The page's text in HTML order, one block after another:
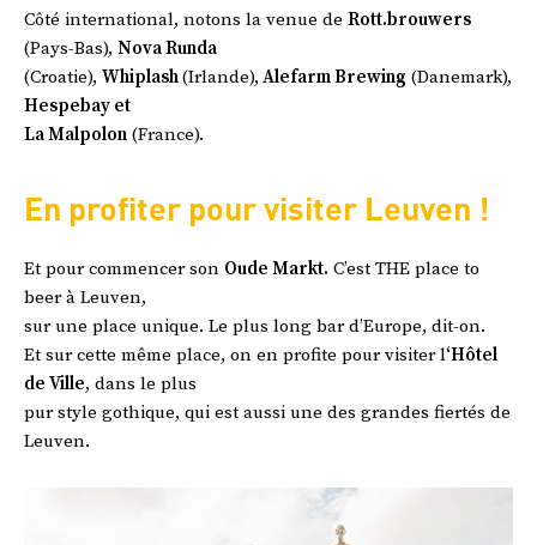
Côté international, notons la venue de Rott.brouwers
(Pays-Bas), Nova Runda
(Croatie), Whiplash(Irlande), Alefarm Brewing (Danemark),
Hespebay et
La Malpolon (France).
En profiter pour visiter Leuven !
Et pour commencer son Oude Markt. C’est THE place to
beer à Leuven,
sur une place unique. Le plus long bar d’Europe, dit-on.
Et sur cette même place, on en profite pour visiter l‘Hôtel
de Ville, dans le plus
pur style gothique, qui est aussi une des grandes fiertés de
Leuven.